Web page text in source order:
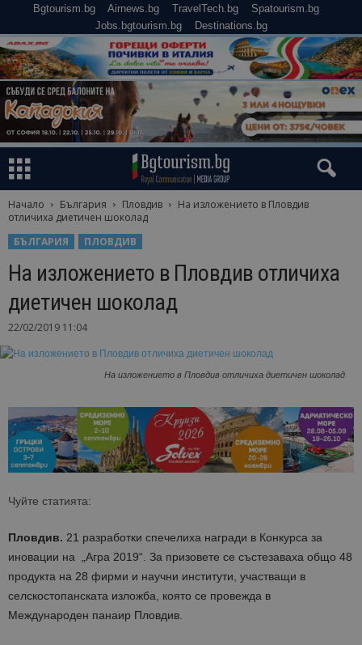
Bgtourism.bg Airnews.bg TravelTech.bg
Spatourism.bg
Jobs.bgtourism.bg
Destinations.bg
Начало България Пловдив
На изложението в Пловдив
отличиха диетичен шоколад
БЪЛГАРИЯ
ПЛОВДИВ
На изложението в Пловдив отличиха
диетичен шоколад
22/02/2019 11:04
На изложението в Пловдив отличиха диетичен шоколад
Чуйте статията:
Пловдив. 21 разработки спечелиха награди в Конкурса за
иновации на „Агра 2019“. За призовете се състезаваха общо 48
продукта на 28 фирми и научни институти, участващи в
селскостопанската изложба, която се провежда в
Международен панаир Пловдив.